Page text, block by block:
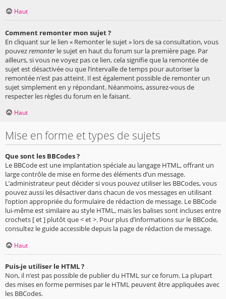
Haut
Comment remonter mon sujet ?
En cliquant sur le lien « Remonter le sujet » lors de sa consultation, vous
pouvezremonterle sujet en haut du forum sur la première page. Par
ailleurs, si vous ne voyez pas ce lien, cela signifie que la remontée de
sujet est désactivée ou que l’intervalle de temps pour autoriser la
remontée n’est pas atteint. Il est également possible de remonter un
sujet simplement en y répondant. Néanmoins, assurez-vous de
respecter les règles du forum en le faisant.
Haut
Mise en forme et types de sujets
Que sont les BBCodes ?
Le BBCode est une implantation spéciale au langage HTML, offrant un
large contrôle de mise en forme des éléments d’un message.
L’administrateur peut décider si vous pouvez utiliser les BBCodes, vous
pouvez aussi les désactiver dans chacun de vos messages en utilisant
l’option appropriée du formulaire de rédaction de message. Le BBCode
lui-même est similaire au style HTML, mais les balises sont incluses entre
crochets [ et ] plutôt que < et >. Pour plus d’informations sur le BBCode,
consultez le guide accessible depuis la page de rédaction de message.
Haut
Puis-je utiliser le HTML ?
Non, il n’est pas possible de publier du HTML sur ce forum. La plupart
des mises en forme permises par le HTML peuvent être appliquées avec
les BBCodes.